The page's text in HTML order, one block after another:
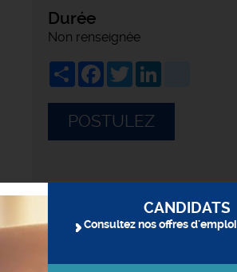
Durée
Non renseignée
ShareFacebook
Twitter
POSTULEZ
CANDIDATS
Consultez nos offres d'emploi